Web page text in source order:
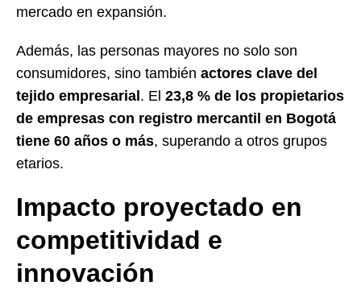
mercado en expansión.
Además, las personas mayores no solo son
consumidores, sino también actores clave del
tejido empresarial. El 23,8 % de los propietarios
de empresas con registro mercantil en Bogotá
tiene 60 años o más, superando a otros grupos
etarios.
Impacto proyectado en
competitividad e
innovación